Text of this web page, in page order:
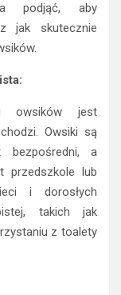
podjąć, aby
jak skutecznie
owsików jest
Owsiki są
bezpośredni, a
przedszkole lub
i dorosłych
takich jak
z toalety